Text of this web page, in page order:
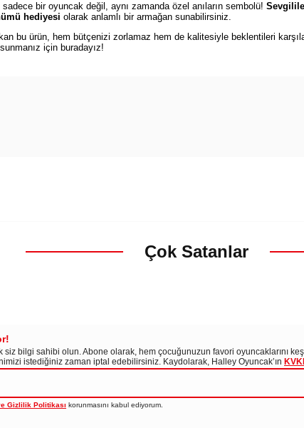
sadece bir oyuncak değil, aynı zamanda özel anıların sembolü!
hediyesi olarak anlamlı bir armağan sunabilirsiniz.
bu ürün, hem bütçenizi zorlamaz hem de kalitesiyle beklentileri
için buradayız!
Çok Satanlar
bilgi sahibi olun. Abone olarak, hem çocuğunuzun favori oyuncaklarını
istediğiniz zaman iptal edebilirsiniz. Kaydolarak, Halley Oyuncak’ın
Gizlilik Politikası korunmasını kabul ediyorum.